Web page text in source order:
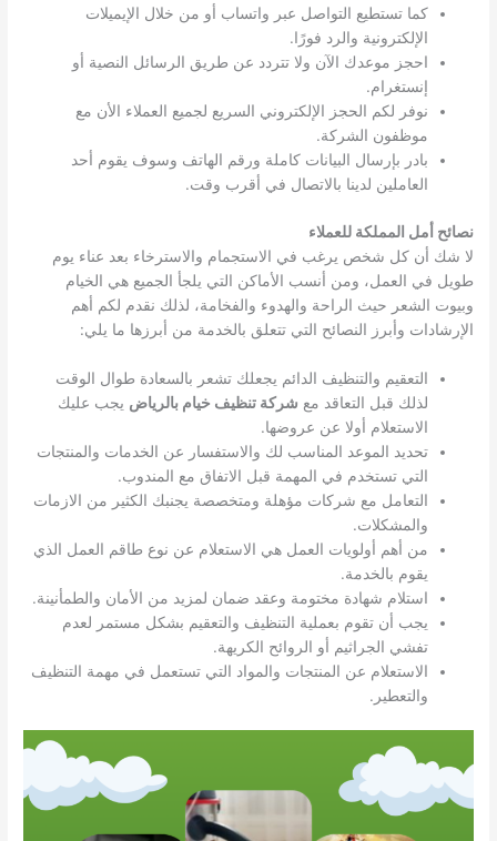
كما تستطيع التواصل عبر واتساب أو من خلال الإيميلات
الإلكترونية والرد فورًا.
احجز موعدك الآن ولا تتردد عن طريق الرسائل النصية أو
إنستغرام.
نوفر لكم الحجز الإلكتروني السريع لجميع العملاء الأن مع
موظفون الشركة.
بادر بإرسال البيانات كاملة ورقم الهاتف وسوف يقوم أحد
العاملين لدينا بالاتصال في أقرب وقت.
نصائح أمل المملكة للعملاء
لا شك أن كل شخص يرغب في الاستجمام والاسترخاء بعد عناء يوم
طويل في العمل، ومن أنسب الأماكن التي يلجأ الجميع هي الخيام
وبيوت الشعر حيث الراحة والهدوء والفخامة، لذلك نقدم لكم أهم
الإرشادات وأبرز النصائح التي تتعلق بالخدمة من أبرزها ما يلي:
التعقيم والتنظيف الدائم يجعلك تشعر بالسعادة طوال الوقت
لذلك قبل التعاقد مع شركة تنظيف خيام بالرياض يجب عليك
الاستعلام أولا عن عروضها.
تحديد الموعد المناسب لك والاستفسار عن الخدمات والمنتجات
التي تستخدم في المهمة قبل الاتفاق مع المندوب.
التعامل مع شركات مؤهلة ومتخصصة يجنبك الكثير من الازمات
والمشكلات.
من أهم أولويات العمل هي الاستعلام عن نوع طاقم العمل الذي
يقوم بالخدمة.
استلام شهادة مختومة وعقد ضمان لمزيد من الأمان والطمأنينة.
يجب أن تقوم بعملية التنظيف والتعقيم بشكل مستمر لعدم
تفشي الجراثيم أو الروائح الكريهة.
الاستعلام عن المنتجات والمواد التي تستعمل في مهمة التنظيف
والتعطير.